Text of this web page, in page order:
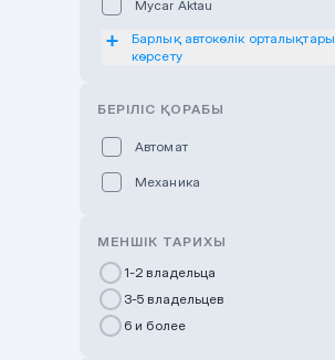
Mycar Aktau
Mycar Uralsk
Haval & Tank Pavlodar
Bavaria Almaty
Mycar Shymkent
Changan Auto Nurly Zhol
Барлық автокөлік орталықтары
көрсету
БЕРІЛІС ҚОРАБЫ
Автомат
Механика
МЕНШІК ТАРИХЫ
1-2 владельца
3-5 владельцев
6 и более